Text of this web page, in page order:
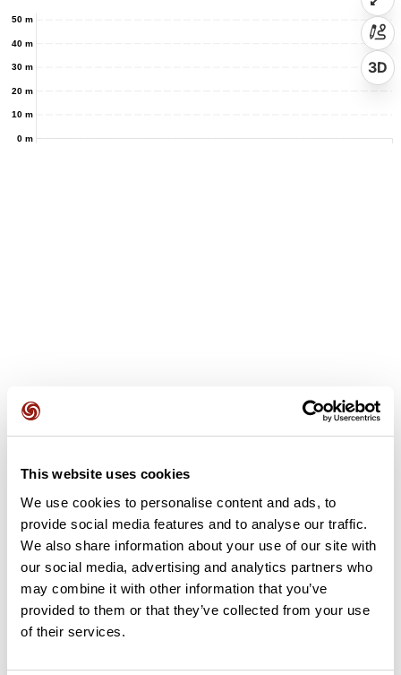
This website uses cookies
We use cookies to personalise content and ads, to
provide social media features and to analyse our traffic.
We also share information about your use of our site with
our social media, advertising and analytics partners who
may combine it with other information that you’ve
provided to them or that they’ve collected from your use
of their services.
0 m
10 m
20 m
30 m
40 m
50 m
3D
Ajouter un avis
Découvrez ce parcours de vélo de 75,9 km à proximité de